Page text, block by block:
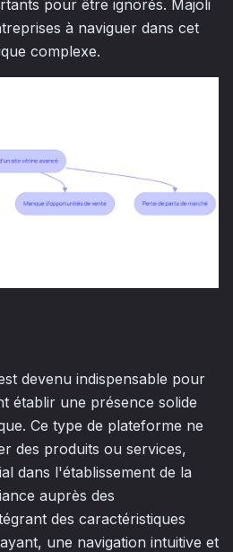
pour être ignorés. Majoli
à naviguer dans cet
complexe.
devenu indispensable pour
établir une présence solide
Ce type de plateforme ne
des produits ou services,
dans l'établissement de la
auprès des
des caractéristiques
une navigation intuitive et